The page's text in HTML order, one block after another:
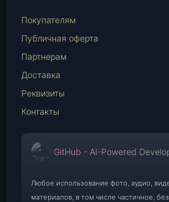
Mail
Покупателям
Публичная оферта
Партнерам
Доставка
Реквизиты
Контакты
GitHub - AI-Powered
Любое использование фото, аудио,
материалов, в том числе частичное,